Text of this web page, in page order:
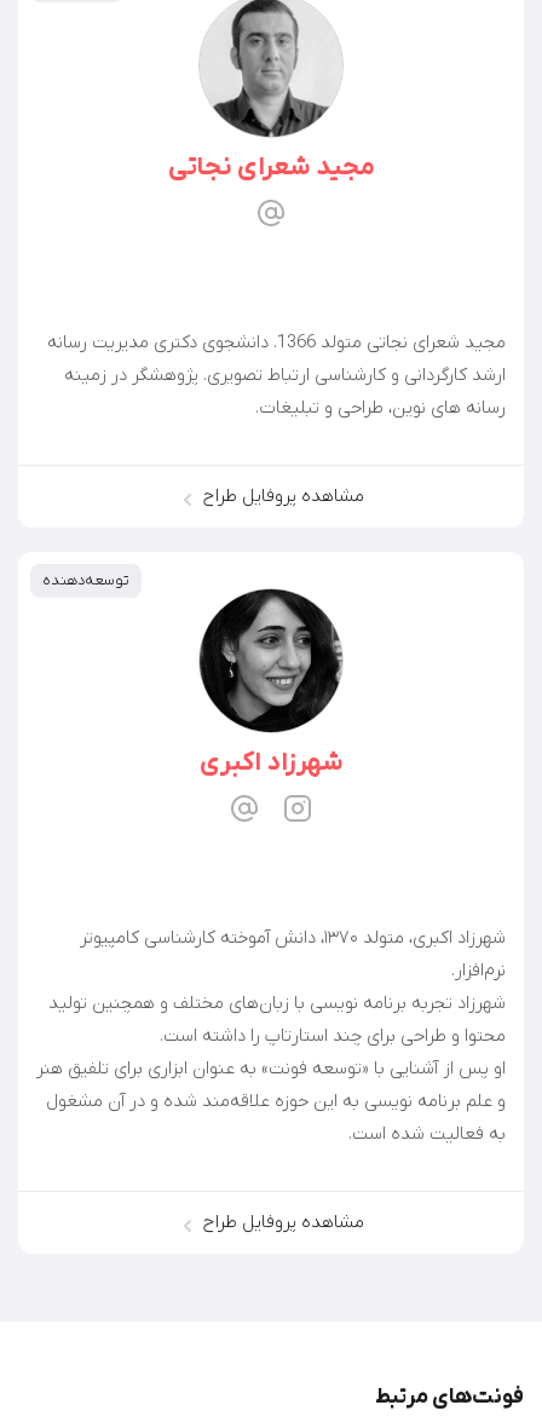
مجید شعرای نجاتی
مجید شعرای نجاتی متولد 1366. دانشجوی دکتری مدیریت رسانه
ارشد کارگردانی و کارشناسی ارتباط تصویری. پژوهشگر در زمینه
رسانه های نوین، طراحی و تبلیغات.
مشاهده پروفایل طراح
توسعه‌دهنده
شهرزاد اکبری
شهرزاد اکبری، متولد ۱۳۷۰، دانش آموخته کارشناسی کامپیوتر
شهرزاد تجربه برنامه نویسی با زبان‌های مختلف و همچنین تولید
او پس از آشنایی با «توسعه فونت» به عنوان ابزاری برای تلفیق هنر
و علم برنامه نویسی به این حوزه علاقه‌مند شده و در آن مشغول
به فعالیت شده‌ است.
مشاهده پروفایل طراح
فونت‌‌های مرتبط